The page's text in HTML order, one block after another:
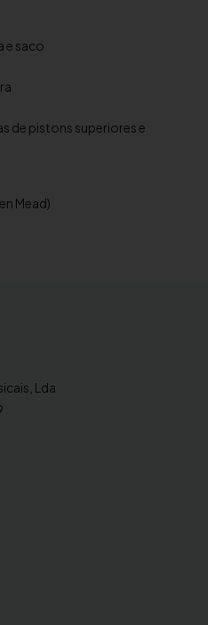
e saco
de pistons superiores e
Mead)
Lda